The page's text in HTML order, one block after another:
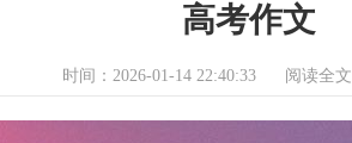
高考作文
时间：2026-01-14 22:40:33 阅读全文